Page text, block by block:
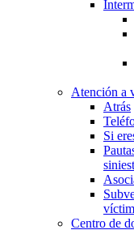
Atención a
Atrás
Si
Centro de